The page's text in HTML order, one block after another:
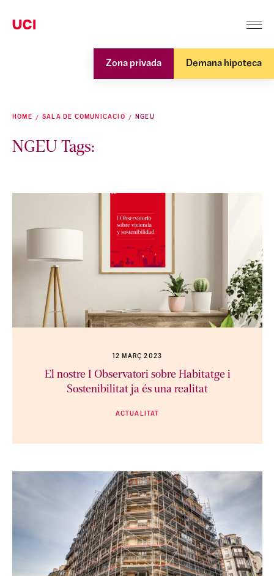
Zona privada Demana hipoteca
HOME SALA DE COMUNICACIÓ NGEU
NGEU Tags:
12 MARÇ 2023
El nostre I Observatori sobre Habitatge i
Sostenibilitat ja és una realitat
ACTUALITAT